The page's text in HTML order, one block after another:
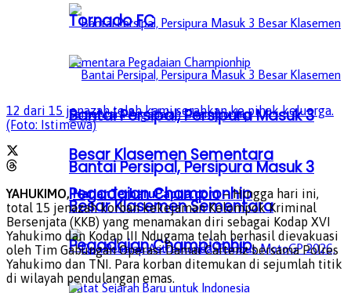
Bantai Persipal, Persipura Masuk 3
Besar Klasemen Sementara
Pegadaian Championhip
Tornado FC
Bantai Persipal, Persipura Masuk 3
Besar Klasemen Sementara
Pegadaian Championhip
12 dari 15 jenazah telah kami serahkan ke pihak keluarga.
(Foto: Istimewa)
YAHUKIMO,HarianTerbaruPapua.com– Hingga hari ini,
total 15 jenazah korban kekejaman Kelompok Kriminal
Bersenjata (KKB) yang menamakan diri sebagai Kodap XVI
Yahukimo dan Kodap III Ndugama telah berhasil dievakuasi
oleh Tim Gabungan Operasi Damai Cartenz bersama Polres
Yahukimo dan TNI. Para korban ditemukan di sejumlah titik
di wilayah pendulangan emas.